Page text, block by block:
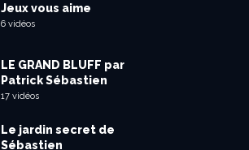
Jeux vous aime
6 vidéos
LE GRAND BLUFF par
Patrick Sébastien
17 vidéos
Le jardin secret de
Sébastien